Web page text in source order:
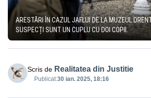
ARESTĂRI ÎN CAZUL JAFLUI DE LA MUZEUL
SUSPECȚI SUNT UN CUPLU CU DOI COPII.
Scris de Realitatea din Justitie
Publicat:30 ian. 2025, 18:16